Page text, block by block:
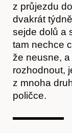
z průjezdu
dvakrát
sejde dolů a
tam nechce
že neusne,
rozhodnout,
z mnoha
poličce.